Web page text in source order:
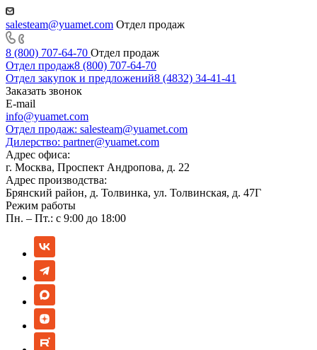
salesteam@yuamet.com Отдел продаж
8 (800) 707-64-70 Отдел продаж
Отдел продаж8 (800) 707-64-70
Отдел закупок и предложений8 (4832) 34-41-41
Заказать звонок
E-mail
info@yuamet.com
Отдел продаж: salesteam@yuamet.com
Дилерство: partner@yuamet.com
Адрес офиса:
г. Москва, Проспект Андропова, д. 22
Адрес производства:
Брянский район, д. Толвинка, ул. Толвинская, д. 47Г
Режим работы
Пн. – Пт.: с 9:00 до 18:00